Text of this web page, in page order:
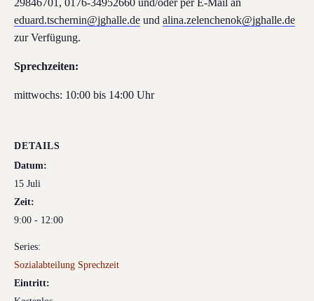
29846701, 0176-34952660 und/oder per E-Mail an
eduard.tschernin@jghalle.de und alina.zelenchenok@jghalle.de
zur Verfügung.
Sprechzeiten:
mittwochs: 10:00 bis 14:00 Uhr
DETAILS
Datum:
15 Juli
Zeit:
9:00 - 12:00
Series:
Sozialabteilung Sprechzeit
Eintritt: